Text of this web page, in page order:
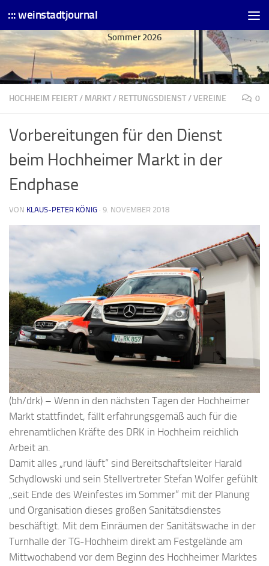
Skip to content
::: weinstadtjournal
Sommer 2026
HOCHHEIM FEIERT/ MARKT/ RETTUNGSDIENST/VEREINE 0
Vorbereitungen für den Dienst
beim Hochheimer Markt in der
Endphase
VON KLAUS-PETER KÖNIG · 9. NOVEMBER 2018
(bh/drk) – Wenn in den nächsten Tagen der Hochheimer
Markt stattfindet, fällt erfahrungsgemäß auch für die
ehrenamtlichen Kräfte des DRK in Hochheim reichlich
Arbeit an.
Damit alles „rund läuft“ sind Bereitschaftsleiter Harald
Schydlowski und sein Stellvertreter Stefan Wolfer gefühlt
„seit Ende des Weinfestes im Sommer“ mit der Planung
und Organisation dieses großen Sanitätsdienstes
beschäftigt. Mit dem Einräumen der Sanitätswache in der
Turnhalle der TG-Hochheim direkt am Festgelände am
Mittwochabend vor dem Beginn des Hochheimer Marktes